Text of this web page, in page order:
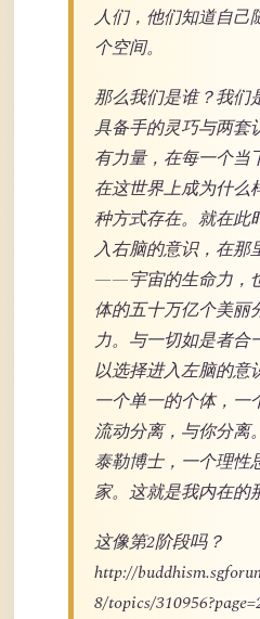
人们，他们知道自己
个空间。
那么我们是谁？我们
具备手的灵巧与两套
有力量，在每一个当
在这世界上成为什么
种方式存在。就在此
入右脑的意识，在
——宇宙的生命力，
体的五十万亿个美丽
力。与一切如是者合
以选择进入左脑的意
一个单一的个体，一
流动分离，与你分离
泰勒博士，一个理性
家。这就是我内在的
这像第2阶段吗？
http://
8/topics/